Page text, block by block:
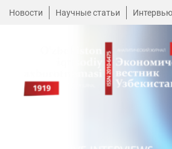
Новости Научные статьи Интервью